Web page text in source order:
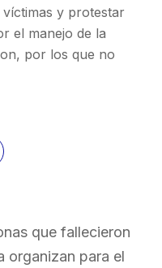
y protestar
el manejo de la
por los que no
que fallecieron
organizan para el